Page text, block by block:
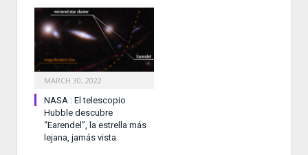
MARCH 30, 2022
NASA : El telescopio
Hubble descubre
“Earendel”, la estrella más
lejana, jamás vista